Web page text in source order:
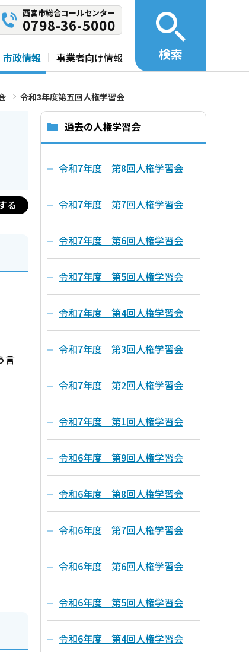
西宮市総合コールセンター
0798-36-5000
市政情報 事業者向け情報 検索
令和3年度第五回人権学習会
る
言
過去の人権学習会
令和7年度 第8回人権学習会
令和7年度 第7回人権学習会
令和7年度 第6回人権学習会
令和7年度 第5回人権学習会
令和7年度 第4回人権学習会
令和7年度 第3回人権学習会
令和7年度 第2回人権学習会
令和7年度 第1回人権学習会
令和6年度 第9回人権学習会
令和6年度 第8回人権学習会
令和6年度 第7回人権学習会
令和6年度 第6回人権学習会
令和6年度 第5回人権学習会
令和6年度 第4回人権学習会